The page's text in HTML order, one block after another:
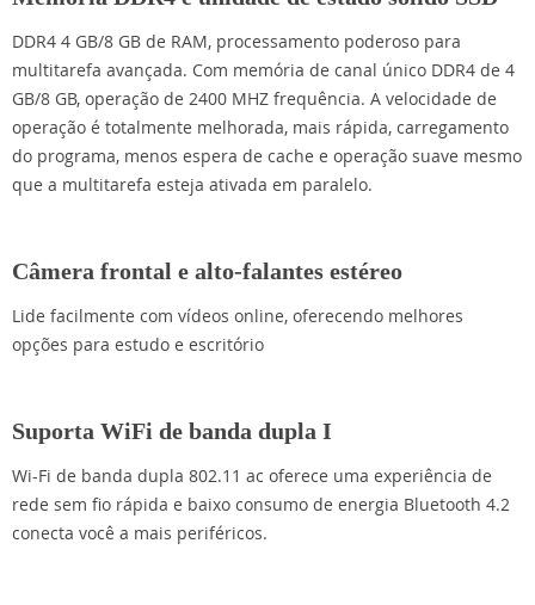
DDR4 4 GB/8 GB de RAM, processamento poderoso para
multitarefa avançada. Com memória de canal único DDR4 de 4
GB/8 GB, operação de 2400 MHZ frequência. A velocidade de
operação é totalmente melhorada, mais rápida, carregamento
do programa, menos espera de cache e operação suave mesmo
que a multitarefa esteja ativada em paralelo.
Câmera frontal e alto-falantes estéreo
Lide facilmente com vídeos online, oferecendo melhores
opções para estudo e escritório
Suporta WiFi de banda dupla I
Wi-Fi de banda dupla 802.11 ac oferece uma experiência de
rede sem fio rápida e baixo consumo de energia Bluetooth 4.2
conecta você a mais periféricos.